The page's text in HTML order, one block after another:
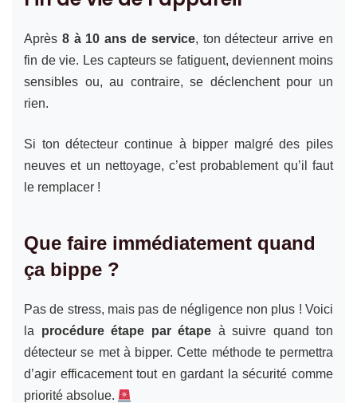
Après 8 à 10 ans de service, ton détecteur arrive en
fin de vie. Les capteurs se fatiguent, deviennent moins
sensibles ou, au contraire, se déclenchent pour un
rien.
Si ton détecteur continue à bipper malgré des piles
neuves et un nettoyage, c’est probablement qu’il faut
le remplacer !
Que faire immédiatement quand
ça bippe ?
Pas de stress, mais pas de négligence non plus ! Voici
la procédure étape par étape à suivre quand ton
détecteur se met à bipper. Cette méthode te permettra
d’agir efficacement tout en gardant la sécurité comme
priorité absolue.